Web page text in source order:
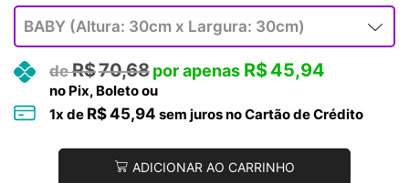
R$70,68 R$45,94
no Pix, Boleto ou
1x de R$45,94 sem juros no Cartão de Crédito
ADICIONAR AO CARRINHO